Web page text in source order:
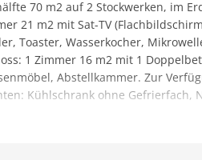
70 m2 auf 2 Stockwerken, im
21 m2 mit Sat-TV
Toaster, Wasserkocher,
1 Zimmer 16 m2 mit 1
Abstellkammer. Zur
Kühlschrank ohne Gefrierfach,